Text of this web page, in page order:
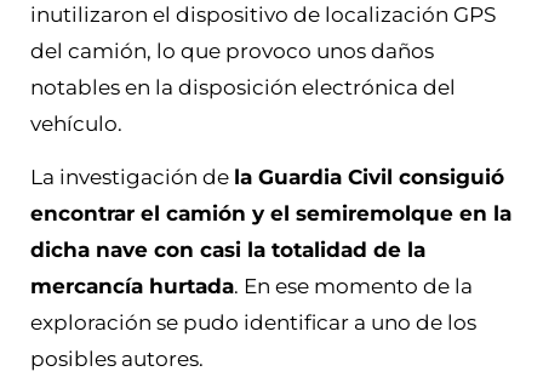
inutilizaron el dispositivo de localización GPS
del camión, lo que provoco unos daños
notables en la disposición electrónica del
vehículo.
La investigación de la Guardia Civil consiguió
encontrar el camión y el semiremolque en la
dicha nave con casi la totalidad de la
mercancía hurtada. En ese momento de la
exploración se pudo identificar a uno de los
posibles autores.